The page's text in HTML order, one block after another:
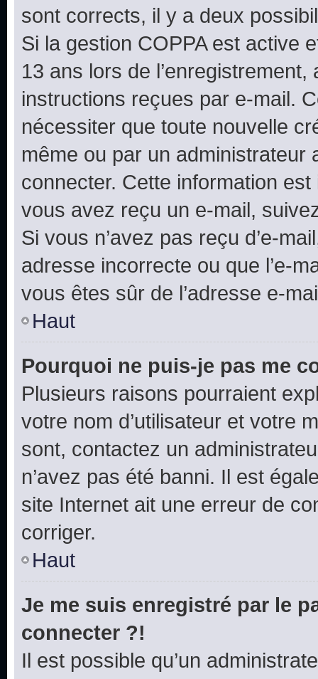
sont corrects, il y a deux
Si la gestion COPPA est active
13 ans lors de
instructions reçues par e-mail.
nécessiter que toute nouvelle
même ou par un
connecter. Cette information
vous avez reçu un e-mail,
Si vous n’avez pas reçu d’e-
adresse incorrecte ou que l’e-
vous êtes sûr de l’adresse e-
Haut
Pourquoi ne puis-je pas me
Plusieurs raisons pourraient
votre nom d’utilisateur et votre
sont, contactez un
n’avez pas été banni. Il est
site Internet ait une erreur de
corriger.
Haut
Je me suis enregistré par le
connecter ?!
Il est possible qu’un